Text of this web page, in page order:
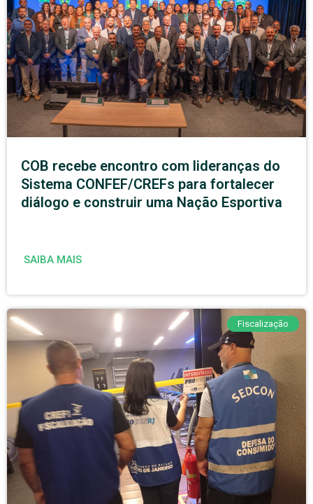
COB recebe encontro com lideranças do
Sistema CONFEF/CREFs para fortalecer
diálogo e construir uma Nação Esportiva
SAIBA MAIS
Fiscalização